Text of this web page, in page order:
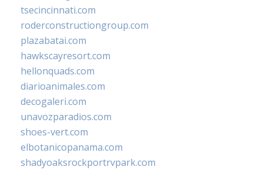
tsecincinnati.com
roderconstructiongroup.com
plazabatai.com
hawkscayresort.com
hellonquads.com
diarioanimales.com
decogaleri.com
unavozparadios.com
shoes-vert.com
elbotanicopanama.com
shadyoaksrockportrvpark.com